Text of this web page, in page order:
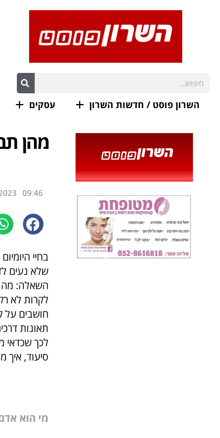
השרון פוסט / חדשות השרון עסקים
מהן
09:46
בחיי
שלא נעים
השאלה: מה
לקרות לא
חושבים על
תאונות
לכך שכדאי
סיעוד, איך
מי הוא